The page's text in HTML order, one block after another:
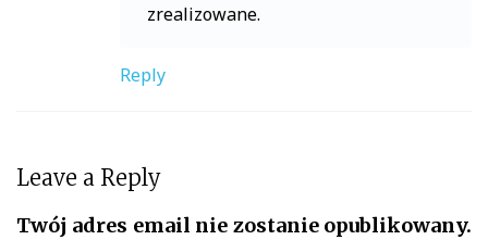
zrealizowane.
Reply
Leave a Reply
Twój adres email nie zostanie opublikowany.